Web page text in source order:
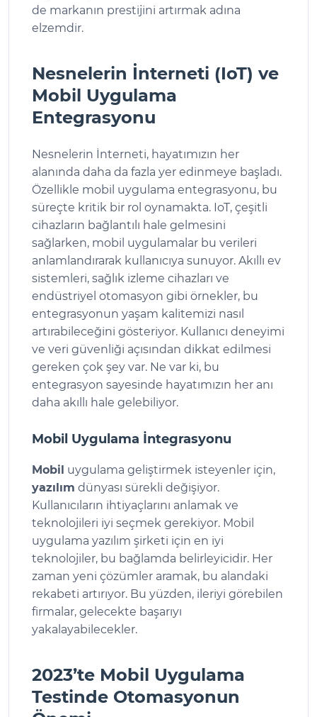
de markanın prestijini artırmak adına
elzemdir.
Nesnelerin İnterneti (IoT) ve
Mobil Uygulama
Entegrasyonu
Nesnelerin İnterneti, hayatımızın her
alanında daha da fazla yer edinmeye başladı.
Özellikle mobil uygulama entegrasyonu, bu
süreçte kritik bir rol oynamakta. IoT, çeşitli
cihazların bağlantılı hale gelmesini
sağlarken, mobil uygulamalar bu verileri
anlamlandırarak kullanıcıya sunuyor. Akıllı ev
sistemleri, sağlık izleme cihazları ve
endüstriyel otomasyon gibi örnekler, bu
entegrasyonun yaşam kalitemizi nasıl
artırabileceğini gösteriyor. Kullanıcı deneyimi
ve veri güvenliği açısından dikkat edilmesi
gereken çok şey var. Ne var ki, bu
entegrasyon sayesinde hayatımızın her anı
daha akıllı hale gelebiliyor.
Mobil Uygulama İntegrasyonu
Mobil uygulama geliştirmek isteyenler için,
yazılım dünyası sürekli değişiyor.
Kullanıcıların ihtiyaçlarını anlamak ve
teknolojileri iyi seçmek gerekiyor. Mobil
uygulama yazılım şirketi için en iyi
teknolojiler, bu bağlamda belirleyicidir. Her
zaman yeni çözümler aramak, bu alandaki
rekabeti artırıyor. Bu yüzden, ileriyi görebilen
firmalar, gelecekte başarıyı
yakalayabilecekler.
2023’te Mobil Uygulama
Testinde Otomasyonun